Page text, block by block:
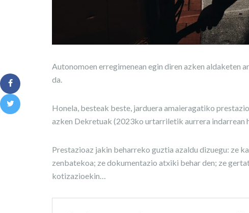
Autonomoen erregimenean egin diren azken aldaketen
da.
Honela, besteak beste, jarduera amaieragatiko
azken Dekretuak (2023ko urtarriletik aurrera indarrean
Prestazioaz jakin beharreko guztia azaldu dizuegu: ze
zenbatekoa; ze dokumentazio atxiki behar den; ze
kotizazioekin…